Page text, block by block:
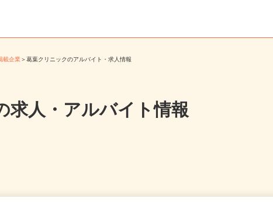
載企業＞葛葉クリニックのアルバイト・求人情報
求人・アルバイト情報